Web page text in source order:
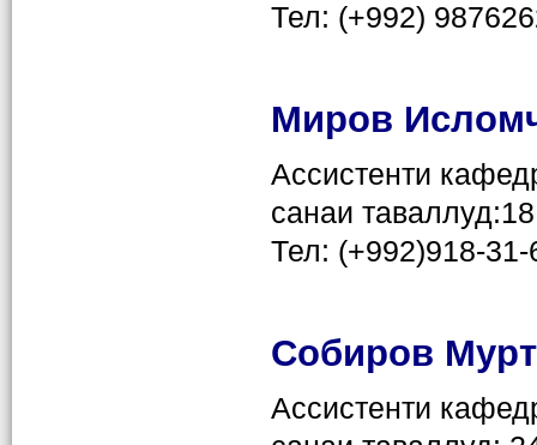
Тел: (+992)
Миров Ислом
Ассистенти
санаи
Тел: (+992)918-31-
Собиров
Ассистенти